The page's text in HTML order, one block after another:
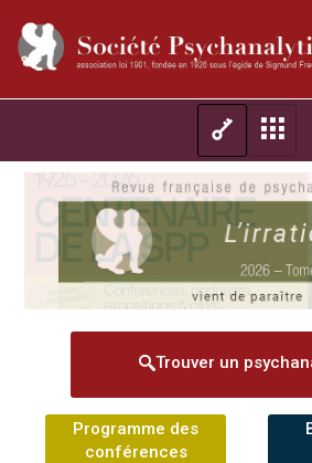
Trouver un
Programme des
conférences